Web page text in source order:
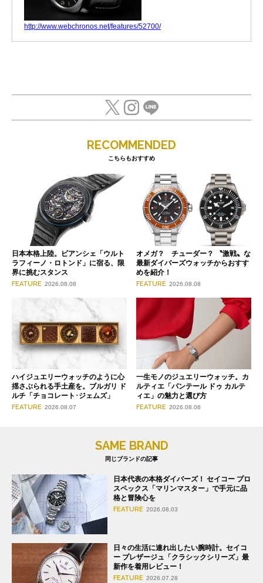
http://www.webchronos.net/features/52700/
RECOMMENDED
こちらもおすすめ
日本本格上陸。ビアンシェ「ウルト
ラフィーノ・ロトンド」に宿る、限
界に挑むスタンス
FEATURE 2026.08.08
オメガ？ チューダー？ 〝激戦〟な
最新ダイバーズウォッチからおすす
めを紹介！
FEATURE 2026.08.08
ハイジュエリーウォッチのように心
揺さぶられる手土産を。ブルガリ ド
ルチ「チョコレート･ジェムズ」
FEATURE 2026.08.07
一生モノのジュエリーウォッチ。カ
ルティエ「パンテール ドゥ カルテ
ィエ」の魅力と選び方
FEATURE 2026.08.06
SAME BRAND
同じブランドの記事
日本代表の本格ダイバーズ！ セイコー プロ
スペックス「マリンマスター」で手元に品
格と冒険心を
FEATURE 2026.08.03
日々の生活に連れ出したい腕時計。セイコ
ー プレザージュ「クラシックシリーズ」最
新作を着用レビュー！
FEATURE 2026.07.28